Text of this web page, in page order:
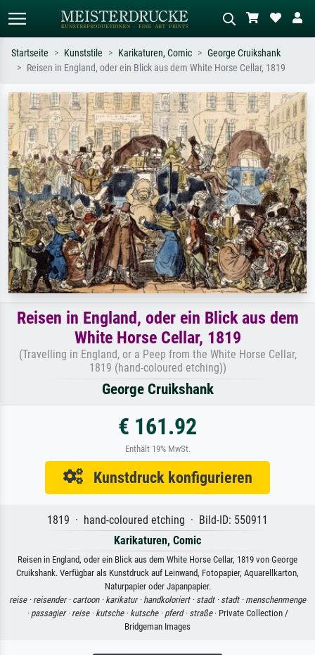
Suchen Sie nach Künstlern, Werktiteln
oder Stilen – z.B. Monet,
Sternennacht, Impressionismus, Welle
Hokusai, Akt.
Beschreiben Sie die Szene – z.B. Grüne
Wiese, Abstrakt mit viel Rot, Dunkles
Ölgemälde, Stehender Akt neben einem
Baum.
Startseite Kunststile Karikaturen, Comic
George Cruikshank
Reisen in England, oder ein Blick aus dem White Horse Cellar, 1819
Reisen in England, oder ein Blick aus dem
White Horse Cellar, 1819
(Travelling in England, or a Peep from the White Horse Cellar,
1819 (hand-coloured etching))
George Cruikshank
€ 161.92
Enthält 19% MwSt.
Kunstdruck konfigurieren
1819 · hand-coloured etching · Bild-ID: 550911
Karikaturen, Comic
Reisen in England, oder ein Blick aus dem White Horse Cellar, 1819 von George
Cruikshank. Verfügbar als Kunstdruck auf Leinwand, Fotopapier, Aquarellkarton,
Naturpapier oder Japanpapier.
reise · reisender · cartoon · karikatur · handkoloriert · stadt · stadt · menschenmenge
· passagier · reise · kutsche · kutsche · pferd · straße· Private Collection /
Bridgeman Images